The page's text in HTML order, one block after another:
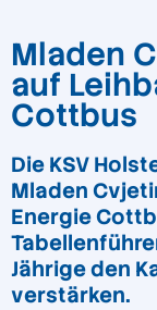
Mladen
auf
Cottbus
Die KSV
Mladen
Energie
Jährige den
verstärken.